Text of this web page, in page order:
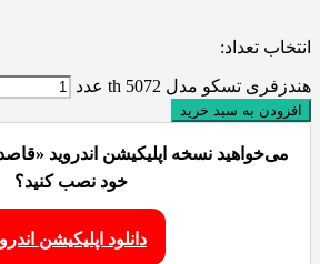
انتخاب تعداد:
هندزفری تسکو مدل th 5072 عدد
افزودن به سبد خرید
می‌خواهید نسخه اپلیکیشن اندروید
خود نصب کنید؟
دانلود اپلیکیشن